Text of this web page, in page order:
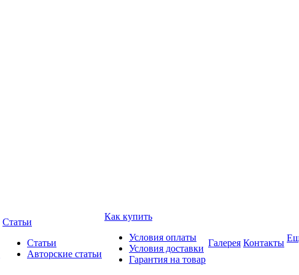
Статьи
Статьи
Авторские статьи
Как купить
Условия оплаты
Условия доставки
Гарантия на товар
Галерея Контакты